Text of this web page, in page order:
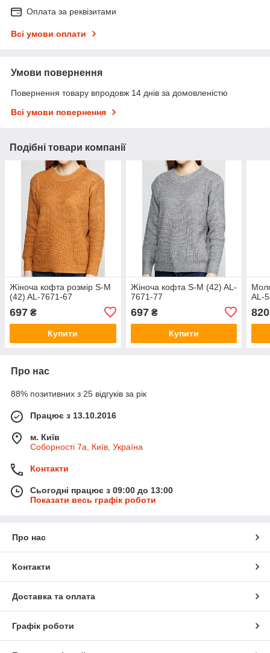
Оплата за реквізитами
Всі умови оплати
Умови повернення
Повернення товару впродовж 14 днів за домовленістю
Всі умови повернення
Подібні товари компанії
Жіноча кофта розмір S-M
(42) AL-7671-67
697 ₴
Купити
Жіноча кофта S-M (42) AL-
7671-77
697₴
Купити
AL-
820
Про нас
88% позитивних з 25 відгуків за рік
Працює з 13.10.2016
м. Київ
Соборності 7а, Київ, Україна
Контакти
Сьогодні працює з 09:00 до 13:00
Показати весь графік роботи
Про нас
Контакти
Доставка та оплата
Графік роботи